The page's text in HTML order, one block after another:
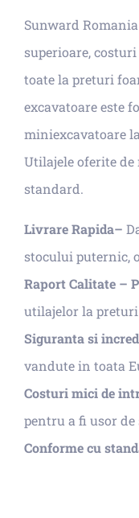
Sunward
superioare,
toate la preturi
excavatoare este
miniexcavatoare
Utilajele oferite
standard.
Livrare Rapida–
stocului puternic,
Raport Calitate –
utilajelor la
Siguranta si
vandute in toata
Costuri mici de
pentru a fi usor de
Conforme cu